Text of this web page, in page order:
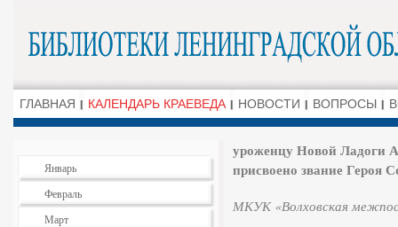
ГЛАВНАЯ КАЛЕНДАРЬ КРАЕВЕДА НОВОСТИ ВОПРОСЫ
Январь
Февраль
Март
уроженцу Новой Ладоги
присвоено звание Героя
МКУК «Волховская